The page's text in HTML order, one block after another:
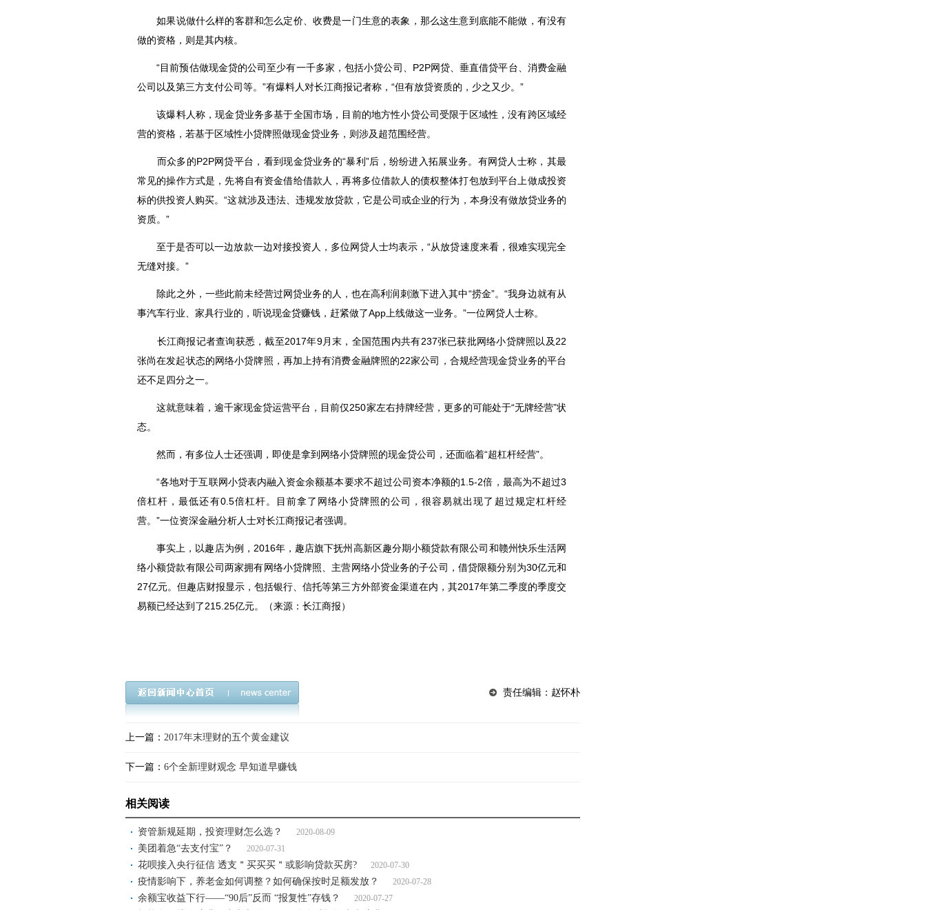
如果说做什么样的客群和怎么定价、收费是一门生意的表象，那么这生意到底能不能做，有没有
做的资格，则是其内核。
“目前预估做现金贷的公司至少有一千多家，包括小贷公司、P2P网贷、垂直借贷平台、消费金融
公司以及第三方支付公司等。”有爆料人对长江商报记者称，“但有放贷资质的，少之又少。”
该爆料人称，现金贷业务多基于全国市场，目前的地方性小贷公司受限于区域性，没有跨区域经
营的资格，若基于区域性小贷牌照做现金贷业务，则涉及超范围经营。
而众多的P2P网贷平台，看到现金贷业务的“暴利”后，纷纷进入拓展业务。有网贷人士称，其最
常见的操作方式是，先将自有资金借给借款人，再将多位借款人的债权整体打包放到平台上做成投资
标的供投资人购买。“这就涉及违法、违规发放贷款，它是公司或企业的行为，本身没有做放贷业务的
资质。”
至于是否可以一边放款一边对接投资人，多位网贷人士均表示，“从放贷速度来看，很难实现完全
无缝对接。”
除此之外，一些此前未经营过网贷业务的人，也在高利润刺激下进入其中“捞金”。“我身边就有从
事汽车行业 、家具行业的，听说现金贷赚钱，赶紧做了App上线做这一业务。”一位网贷人士称。
长江商报记者查询获悉，截至2017年9月末，全国范围内共有237张已获批网络小贷牌照以及22
张尚在发起状态的网络小贷牌照，再加上持有消费金融牌照的22家公司，合规经营现金贷业务的平台
还不足四分之一。
这就意味着，逾千家现金贷运营平台，目前仅250家左右持牌经营，更多的可能处于“无牌经营”状
态。
然而，有多位人士还强调，即使是拿到网络小贷牌照的现金贷公司，还面临着“超杠杆经营”。
“各地对于互联网小贷表内融入资金余额基本要求不超过公司资本净额的1.5-2倍，最高为不超过3
倍杠杆，最低还有0.5倍杠杆。目前拿了网络小贷牌照的公司，很容易就出现了超过规定杠杆经
营。”一位资深金融分析人士对长江商报记者强调。
事实上，以趣店为例，2016年，趣店旗下抚州高新区趣分期小额贷款有限公司和赣州快乐生活网
络小额贷款有限公司两家拥有网络小贷牌照、主营网络小贷业务的子公司，借贷限额分别为30亿元和
27亿元。但趣店财报显示，包括银行、信托等第三方外部资金渠道在内，其2017年第二季度的季度交
易额已经达到了215.25亿元。（来源：长江商报）
责任编辑：赵怀朴
上一篇： 2017年末理财的五个黄金建议
下一篇： 6个全新理财观念 早知道早赚钱
相关阅读
资管新规延期，投资理财怎么选？ 2020-08-09
美团着急“去支付宝”？ 2020-07-31
花呗接入央行征信 透支＂买买买＂或影响贷款买房? 2020-07-30
疫情影响下，养老金如何调整？如何确保按时足额发放？ 2020-07-28
余额宝收益下行——“90后”反而 “报复性”存钱？ 2020-07-27